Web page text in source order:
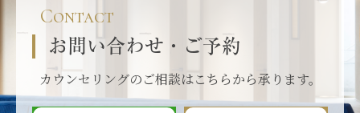
Contact
お問い合わせ・ご予約
カウンセリングのご相談はこちらから承ります。